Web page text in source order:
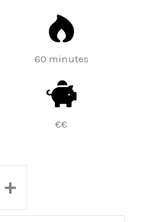
60 minutes
€€
+